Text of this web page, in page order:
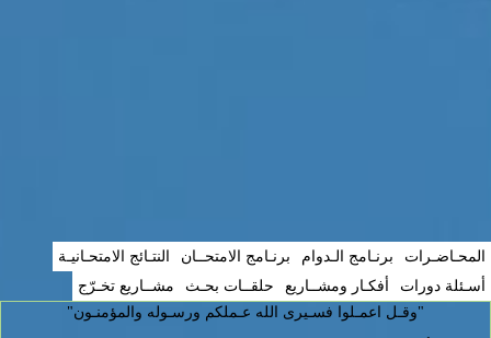
المحـاضـرات برنـامج الـدوام برنـامج الامتحــان
النتـائج الامتحـانيـة
أسـئلة دورات
أفكـار ومشــاريع حلقــات بحـث
مشــاريع تخـرّج
"وقـل اعمـلوا فسـيرى الله عـملكم ورسـوله والمؤمنـون"